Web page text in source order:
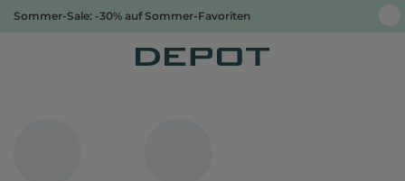
Sommer-Sale: -30% auf Sommer-Favoriten